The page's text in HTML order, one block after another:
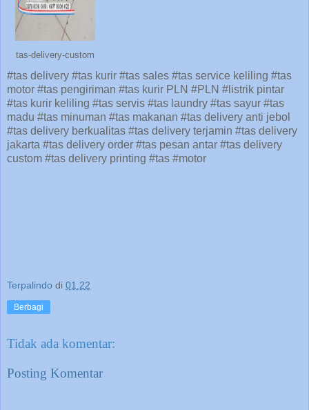
tas-delivery-custom
#tas delivery #tas kurir #tas sales #tas service keliling #tas
motor #tas pengiriman #tas kurir PLN #PLN #listrik pintar
#tas kurir keliling #tas servis #tas laundry #tas sayur #tas
madu #tas minuman #tas makanan #tas delivery anti jebol
#tas delivery berkualitas #tas delivery terjamin #tas delivery
jakarta #tas delivery order #tas pesan antar #tas delivery
custom #tas delivery printing #tas #motor
Terpalindo di 01.22
Berbagi
Tidak ada komentar:
Posting Komentar